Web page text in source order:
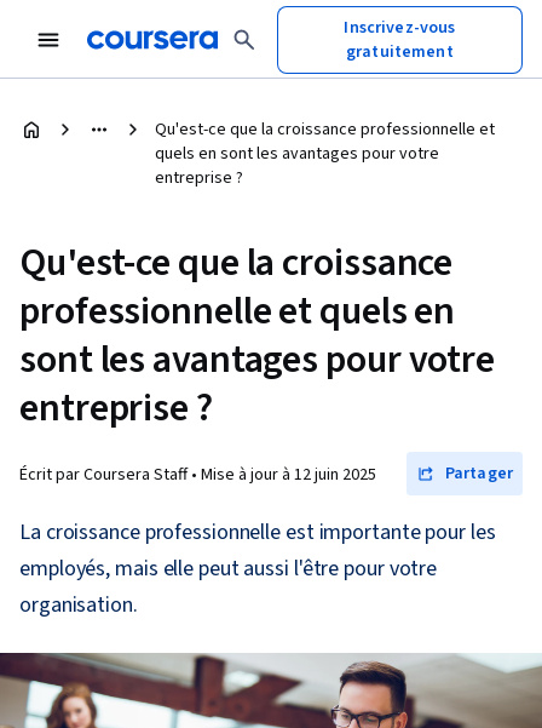
Inscrivez-vous
gratuitement
Qu'est-ce que la croissance professionnelle et
quels en sont les avantages pour votre
entreprise ?
Qu'est-ce que la croissance
professionnelle et quels en
sont les avantages pour votre
entreprise ?
Écrit par Coursera Staff • Mise à jour à 12 juin 2025 Partager
La croissance professionnelle est importante pour les
employés, mais elle peut aussi l'être pour votre
organisation.